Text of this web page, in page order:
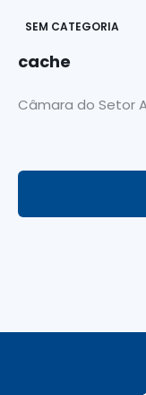
SEM CATEGORIA
cache
Câmara do Setor